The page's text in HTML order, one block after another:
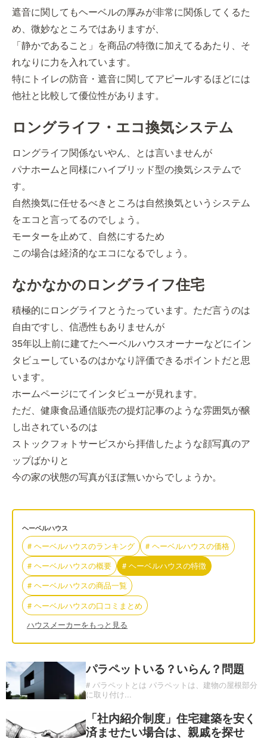
遮音に関してもヘーベルの厚みが非常に関係してくるた
め、微妙なところではありますが、
「静かであること」を商品の特徴に加えてるあたり、そ
れなりに力を入れています。
特にトイレの防音・遮音に関してアピールするほどには
他社と比較して優位性があります。
ロングライフ・エコ換気システム
ロングライフ関係ないやん、とは言いませんが
パナホームと同様にハイブリッド型の換気システムで
す。
自然換気に任せるべきところは自然換気というシステム
をエコと言ってるのでしょう。
モーターを止めて、自然にするため
この場合は経済的なエコになるでしょう。
なかなかのロングライフ住宅
積極的にロングライフとうたっています。ただ言うのは
自由ですし、信憑性もありませんが
35年以上前に建てたヘーベルハウスオーナーなどにイン
タビューしているのはかなり評価できるポイントだと思
います。
ホームページにてインタビューが見れます。
ただ、健康食品通信販売の提灯記事のような雰囲気が醸
し出されているのは
ストックフォトサービスから拝借したような顔写真のア
ップばかりと
今の家の状態の写真がほぼ無いからでしょうか。
ヘーベルハウス
# ヘーベルハウスのランキング # ヘーベルハウスの価格
# ヘーベルハウスの概要 # ヘーベルハウスの特徴
# ヘーベルハウスの商品一覧
# ヘーベルハウスの口コミまとめ
ハウスメーカーをもっと見る
パラペットいる？いらん？問題
# パラペットとは パラペットは、建物の屋根部分
に取り付け...
「社内紹介制度」住宅建築を安く
済ませたい場合は、親戚を探せ